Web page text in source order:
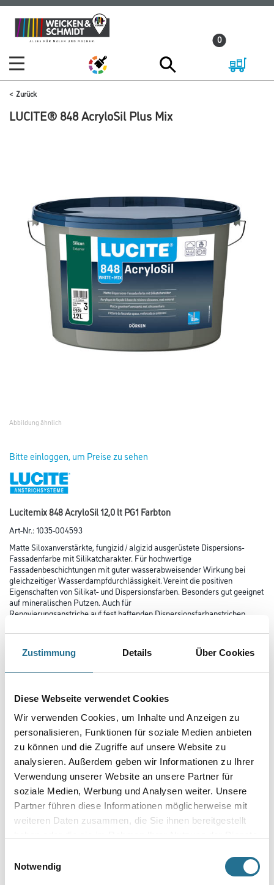
Zustimmung Details Über Cookies
Diese Webseite verwendet Cookies
Wir verwenden Cookies, um Inhalte und Anzeigen zu
personalisieren, Funktionen für soziale Medien anbieten
zu können und die Zugriffe auf unsere Website zu
analysieren. Außerdem geben wir Informationen zu Ihrer
Verwendung unserer Website an unsere Partner für
soziale Medien, Werbung und Analysen weiter. Unsere
Partner führen diese Informationen möglicherweise mit
weiteren Daten zusammen, die Sie ihnen bereitgestellt
Notwendig
Zum
Inhalt
Zum
Navigationsmenü
0
Zurück
LUCITE® 848 AcryloSil Plus Mix
Abbildung ähnlich
Bitte einloggen, um Preise zu sehen
Lucitemix 848 AcryloSil 12,0 lt PG1 Farbton
Art-Nr.:1035-004593
Matte Siloxanverstärkte, fungizid / algizid ausgerüstete Dispersions-
Fassadenfarbe mit Silikatcharakter. Für hochwertige
Fassadenbeschichtungen mit guter wasserabweisender Wirkung bei
gleichzeitiger Wasserdampfdurchlässigkeit. Vereint die positiven
Eigenschaften von Silikat- und Dispersionsfarben. Besonders gut geeignet
auf mineralischen Putzen. Auch für
Renovierungsanstriche auf fest haftenden Dispersionsfarbanstrichen
Farbtonbezeichnung
Glanzgrad
Gebinde
Umrechnungsfaktoren